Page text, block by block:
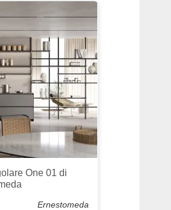
One 01 di
Ernestomeda